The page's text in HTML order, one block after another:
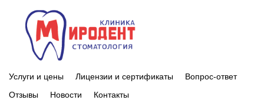
Услуги и цены Лицензии и сертификаты
Вопрос-ответ
Отзывы
Новости Контакты